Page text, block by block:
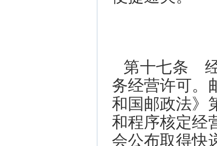
第十七条
务经营许可。
和国邮政法》
和程序核定经
会公布取得快